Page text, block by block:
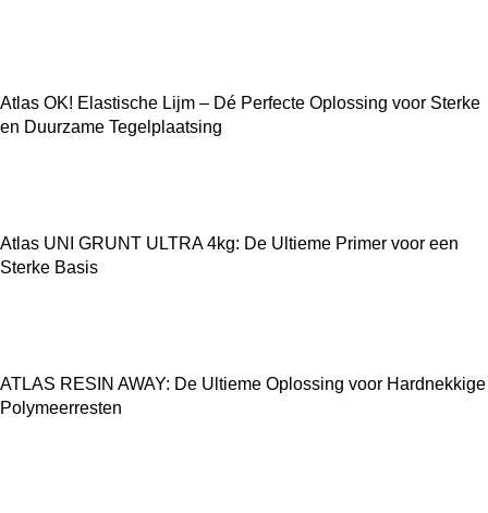
Atlas OK! Elastische Lijm – Dé Perfecte Oplossing voor Sterke
en Duurzame Tegelplaatsing
Atlas UNI GRUNT ULTRA 4kg: De Ultieme Primer voor een
Sterke Basis
ATLAS RESIN AWAY: De Ultieme Oplossing voor Hardnekkige
Polymeerresten